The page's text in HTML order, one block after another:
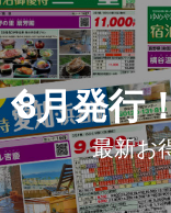
8月発行
最新お